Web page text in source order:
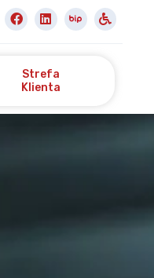
Strefa
Klienta